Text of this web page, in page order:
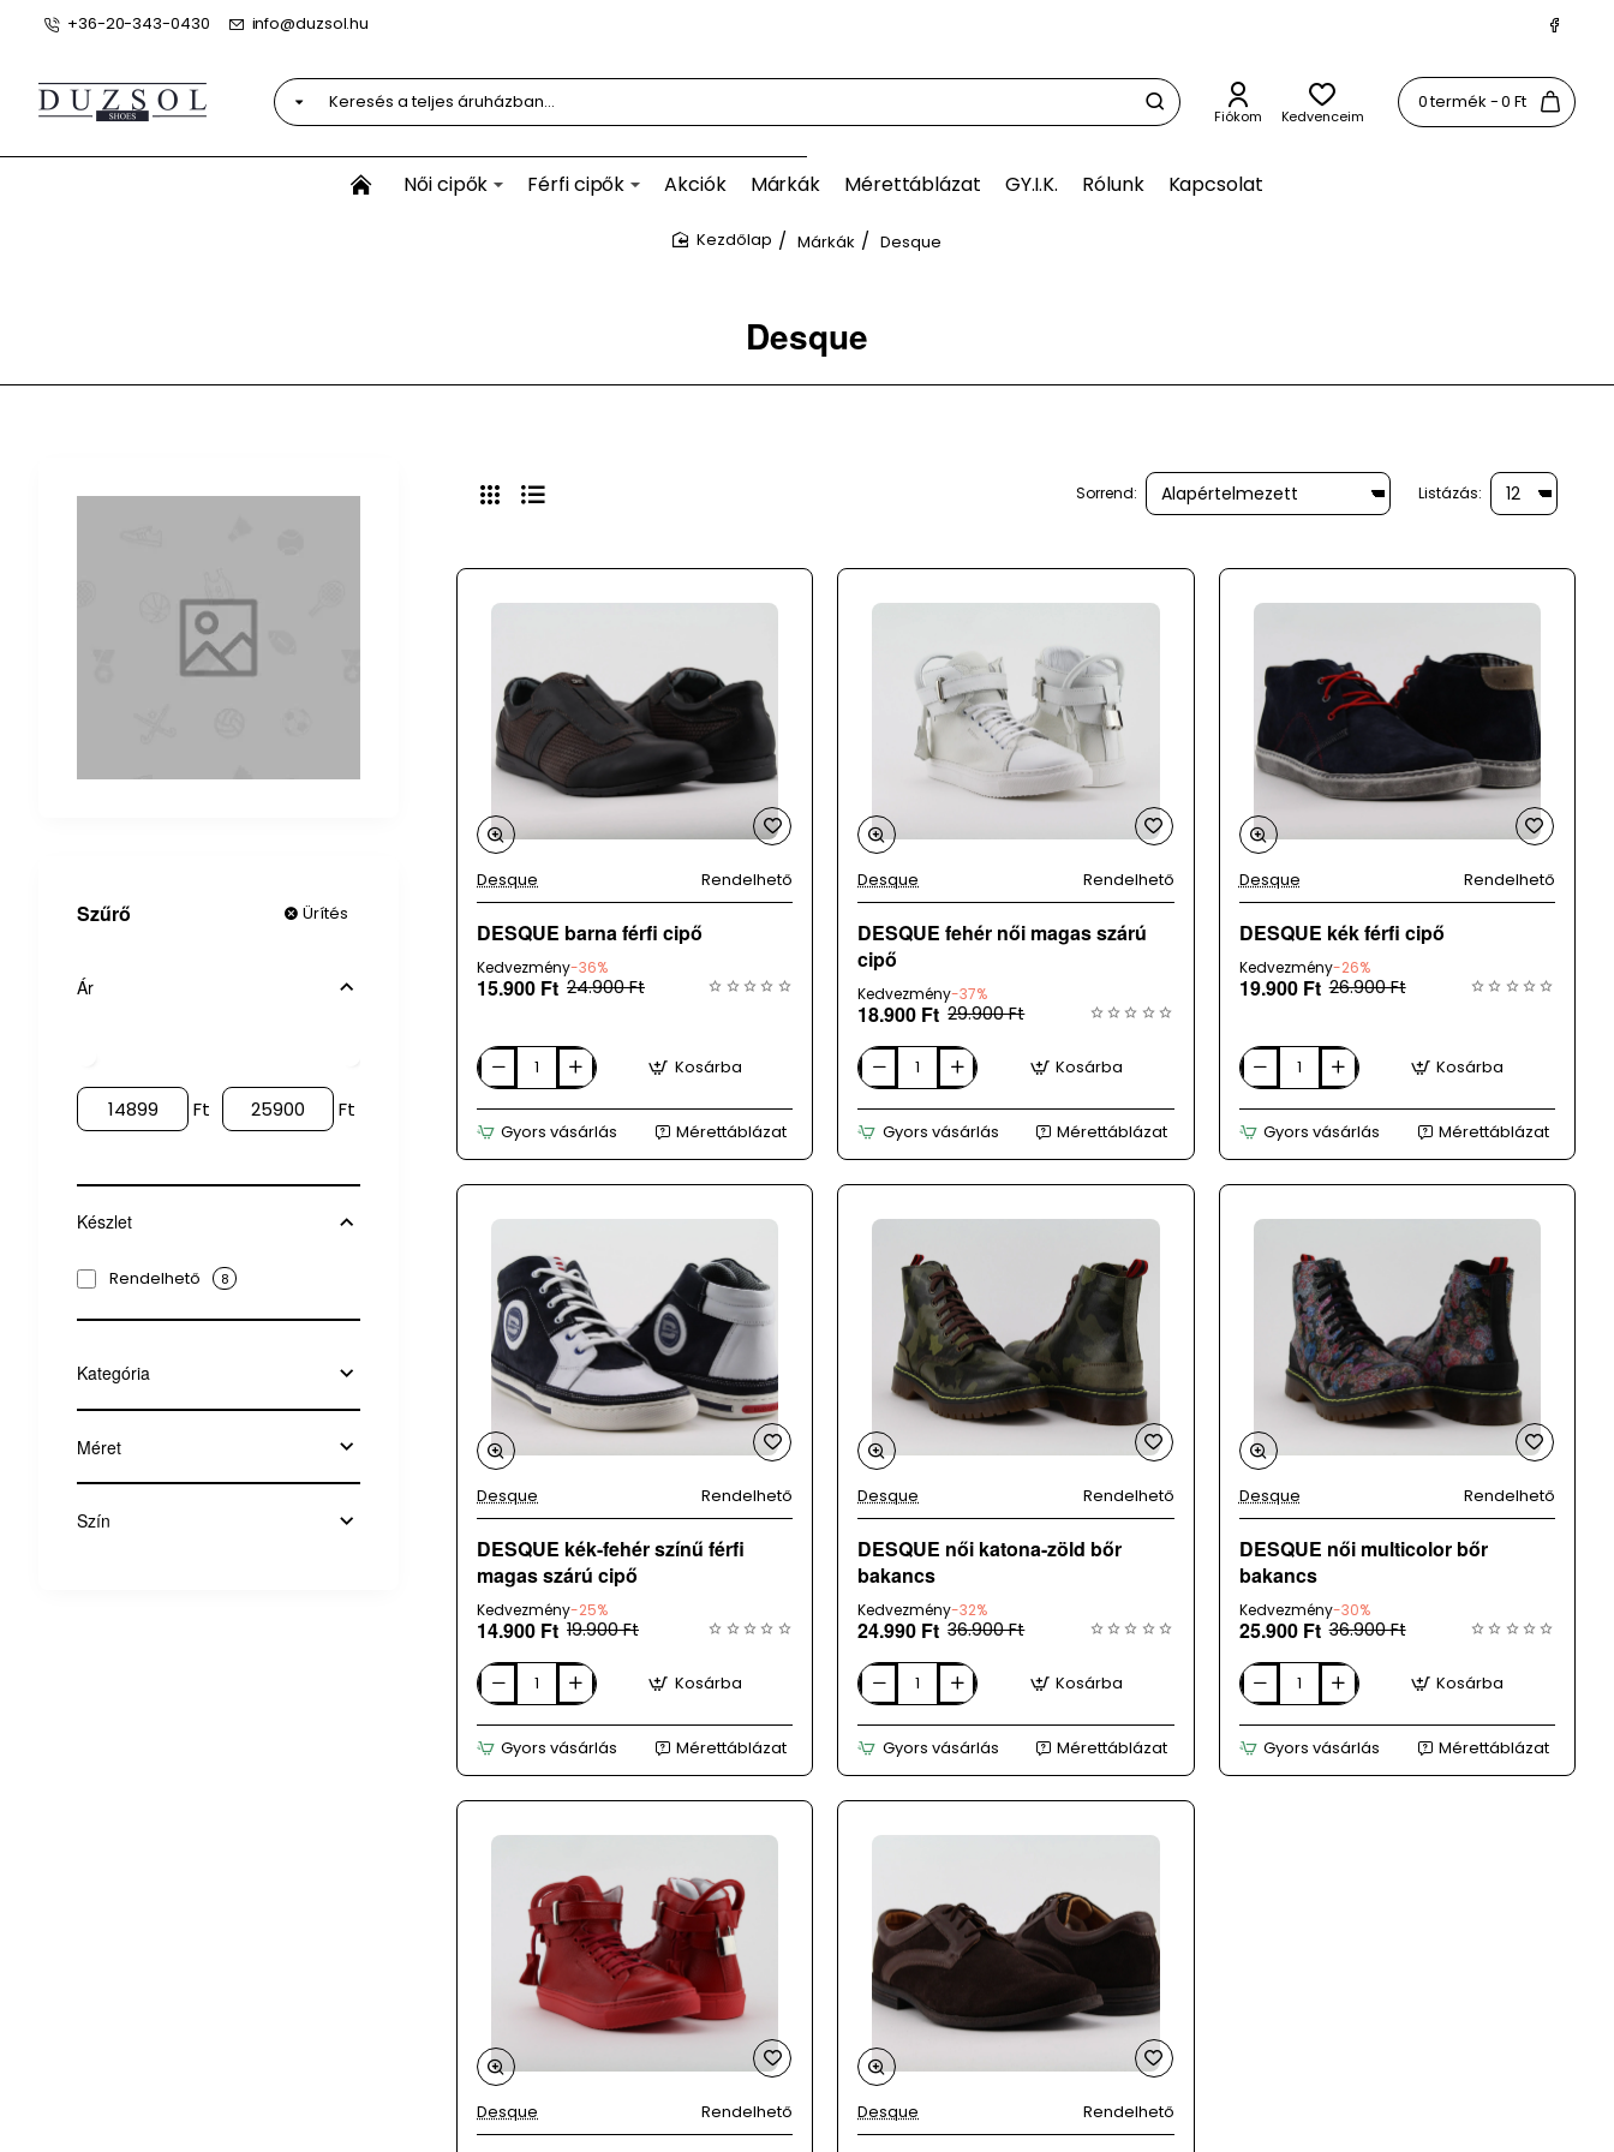
+36-20-343-0430 info@duzsol.hu
Keresés
a
Fiókom Kedvenceim
0 termék - 0 Ft
Női cipők Férfi cipők Akciók Márkák Mérettáblázat GY.I.K. Rólunk Kapcsolat
Desque
Márkák Desque
Szűrő Ürítés
Ár
Ft Ft
Készlet
Rendelhető 8
Kategória
Méret
Szín
Sorrend: Listázás:
Desque Rendelhető
DESQUE barna férfi cipő
Kedvezmény-36%
15.900 Ft 24.900 Ft
DESQUE
barna
férfi
cipő
Kosárba
Gyors vásárlás Mérettáblázat
Desque Rendelhető
DESQUE fehér női magas szárú
cipő
Kedvezmény-37%
18.900 Ft 29.900 Ft
DESQUE
fehér
női
magas
Kosárba
Gyors vásárlás Mérettáblázat
Desque Rendelhető
DESQUE kék férfi cipő
Kedvezmény-26%
19.900 Ft 26.900 Ft
DESQUE
kék
férfi
cipő
Kosárba
Gyors vásárlás Mérettáblázat
Desque Rendelhető
DESQUE kék-fehér színű férfi
magas szárú cipő
Kedvezmény-25%
14.900 Ft 19.900 Ft
DESQUE
kék-
fehér
színű
szárú
Kosárba
Gyors vásárlás Mérettáblázat
Desque Rendelhető
DESQUE női katona-zöld bőr
bakancs
Kedvezmény-32%
24.990 Ft 36.900 Ft
DESQUE
női
katona-
zöld
Kosárba
Gyors vásárlás Mérettáblázat
Desque Rendelhető
DESQUE női multicolor bőr
bakancs
Kedvezmény-30%
25.900 Ft 36.900 Ft
DESQUE
női
multicolor
bőr
Kosárba
Gyors vásárlás Mérettáblázat
Desque Rendelhető Desque Rendelhető